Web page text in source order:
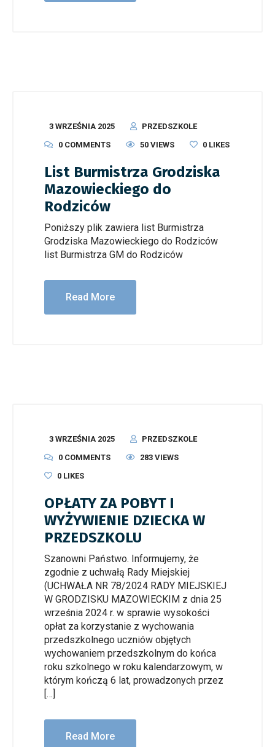
3 WRZEŚNIA 2025
PRZEDSZKOLE
0 COMMENTS
50 VIEWS 0 LIKES
List Burmistrza Grodziska
Mazowieckiego do
Rodziców
Poniższy plik zawiera list Burmistrza
Grodziska Mazowieckiego do Rodziców
list Burmistrza GM do Rodziców
Read More
3 WRZEŚNIA 2025
PRZEDSZKOLE
0 COMMENTS
283 VIEWS
0 LIKES
OPŁATY ZA POBYT I
WYŻYWIENIE DZIECKA W
PRZEDSZKOLU
Szanowni Państwo. Informujemy, że
zgodnie z uchwałą Rady Miejskiej
(UCHWAŁA NR 78/2024 RADY MIEJSKIEJ
W GRODZISKU MAZOWIECKIM z dnia 25
września 2024 r. w sprawie wysokości
opłat za korzystanie z wychowania
przedszkolnego uczniów objętych
wychowaniem przedszkolnym do końca
roku szkolnego w roku kalendarzowym, w
którym kończą 6 lat, prowadzonych przez
[…]
Read More